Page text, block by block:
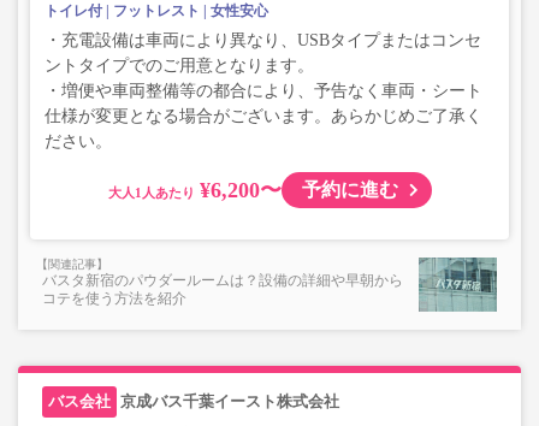
トイレ付 フットレスト 女性安心
・充電設備は車両により異なり、USBタイプまたはコンセ
ントタイプでのご用意となります。
・増便や車両整備等の都合により、予告なく車両・シート
仕様が変更となる場合がございます。あらかじめご了承く
ださい。
大人 ¥6,200〜 予約に進む
バスタ新宿のパウダールームは？設備の詳細や早朝から
コテを使う方法を紹介
京成バス千葉イースト株式会社